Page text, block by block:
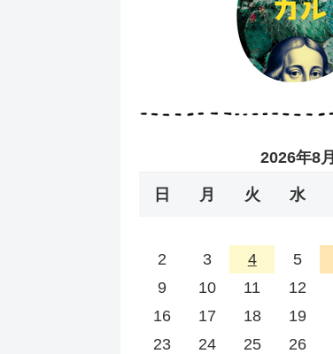
2026年8月
日 月 火 水
2
3 4 5
9
10 11 12
16
17 18 19
23
24 25 26